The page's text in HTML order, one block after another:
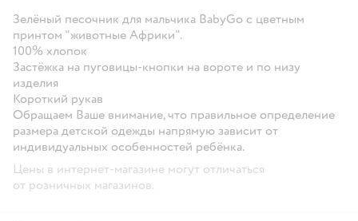
Зелёный песочник для мальчика BabyGо с цветным
принтом "животные Африки".
100% хлопок
Застёжка на пуговицы-кнопки на вороте и по низу
изделия
Короткий рукав
Обращаем Ваше внимание, что правильное определение
размера детской одежды напрямую зависит от
индивидуальных особенностей ребёнка.
Цены в интернет-магазине могут отличаться
от розничных магазинов.